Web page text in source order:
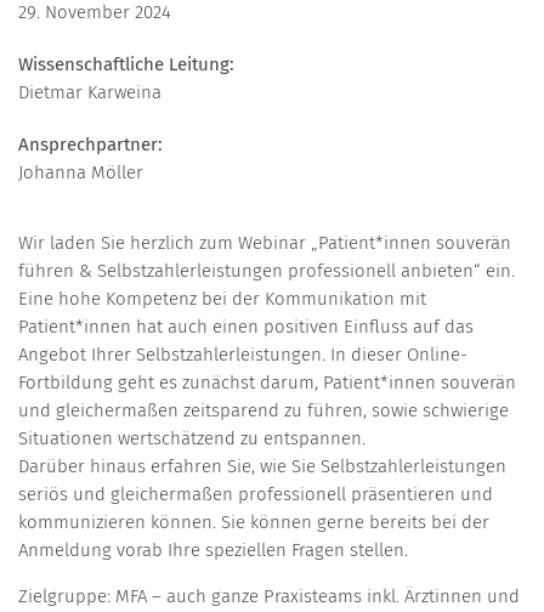
29. November 2024
Wissenschaftliche Leitung:
Dietmar Karweina
Ansprechpartner:
Johanna Möller
Wir laden Sie herzlich zum Webinar „Patient*innen souverän
führen & Selbstzahlerleistungen professionell anbieten“ ein.
Eine hohe Kompetenz bei der Kommunikation mit
Patient*innen hat auch einen positiven Einfluss auf das
Angebot Ihrer Selbstzahlerleistungen. In dieser Online-
Fortbildung geht es zunächst darum, Patient*innen souverän
und gleichermaßen zeitsparend zu führen, sowie schwierige
Situationen wertschätzend zu entspannen.
Darüber hinaus erfahren Sie, wie Sie Selbstzahlerleistungen
seriös und gleichermaßen professionell präsentieren und
kommunizieren können. Sie können gerne bereits bei der
Anmeldung vorab Ihre speziellen Fragen stellen.
Zielgruppe: MFA – auch ganze Praxisteams inkl. Ärztinnen und